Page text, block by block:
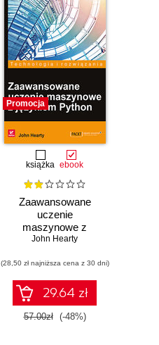
Promocja
książka ebook
Zaawansowane
uczenie
maszynowe z
językiem Python
John Hearty
(28,50 zł najniższa cena z 30 dni)
29.64 zł
57.00zł (-48%)